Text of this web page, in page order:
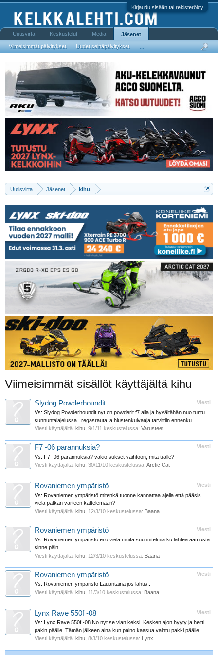
Kirjaudu sisään tai rekisteröidy
Uutisvirta Jäsenet kihu
Viimeisimmät sisällöt käyttäjältä kihu
Viesti
Slydog Powderhoundit
Vs: Slydog Powderhoundit nyt on powderit f7 alla ja hyvältähän nuo tuntu
sunnuntaiajelussa.. regasrauta ja hiustenkuivaaja tarvittiin ennenku...
Viesti käyttäjältä: kihu 9/1/11 keskustelussa: Varusteet
Viesti
F7 -06 parannuksia?
Vs: F7 -06 parannuksia? vakio sukset vaihtoon, mitä tilalle?
Viesti käyttäjältä: kihu 30/11/10 keskustelussa: Arctic Cat
Viesti
Rovaniemen ympäristö
Vs: Rovaniemen ympäristö mitenkä tuonne kannattaa ajella että pääsis
vielä pätkän varteen kattelemaan?
Viesti käyttäjältä: kihu 12/3/10 keskustelussa: Baana
Viesti
Rovaniemen ympäristö
Vs: Rovaniemen ympäristö ei o vielä muita suunnitelmia ku lähteä aamusta
sinne päin..
Viesti käyttäjältä: kihu 12/3/10 keskustelussa: Baana
Viesti
Rovaniemen ympäristö
Vs: Rovaniemen ympäristö Lauantaina jos lähtis..
Viesti käyttäjältä: kihu 11/3/10 keskustelussa: Baana
Viesti
Lynx Rave 550f -08
Vs: Lynx Rave 550f -08 No nyt se vian keksi. Kesken ajon hyyty ja heitti
pakin päälle. Tämän jälkeen aina kun paino kaasua vaihtu pakki päälle...
Viesti käyttäjältä: kihu 8/3/10 keskustelussa: Lynx
Uutisvirta Keskustelut Media Jäsenet
Viimeisimmät päivitykset Uudet seinäpäivitykset